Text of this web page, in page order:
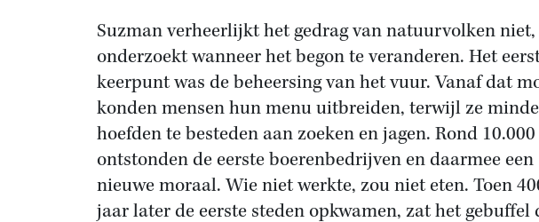
Suzman verheerlijkt het gedrag van natuurvolken
onderzoekt wanneer het begon te veranderen. Het
keerpunt was de beheersing van het vuur. Vanaf dat
konden mensen hun menu uitbreiden, terwijl ze
hoefden te besteden aan zoeken en jagen. Rond
ontstonden de eerste boerenbedrijven en daarmee een
nieuwe moraal. Wie niet werkte, zou niet eten. Toen
jaar later de eerste steden opkwamen, zat het gebuffel